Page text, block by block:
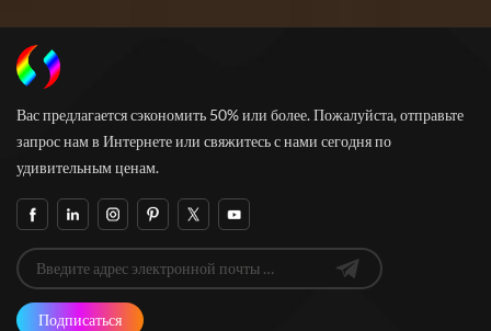
Вас предлагается сэкономить 50% или более. Пожалуйста, отправьте
запрос нам в Интернете или свяжитесь с нами сегодня по
удивительным ценам.
Подписаться